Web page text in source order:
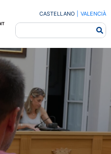
CASTELLANO VALENCIÀ